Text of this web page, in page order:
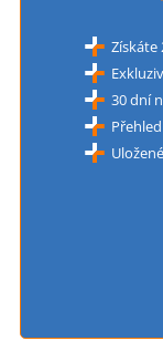
Získáte
30 dní